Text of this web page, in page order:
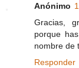
Anónimo
Gracias,
porque
nombre de
Responder